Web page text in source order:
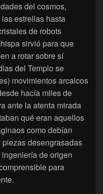
del cosmos,
estrellas hasta
de robots
sirvió para que
a rotar sobre sí
del Templo se
movimientos arcaicos
hacía miles de
ante la atenta mirada
qué eran aquellos
como debían
desengrasadas
de origen
para